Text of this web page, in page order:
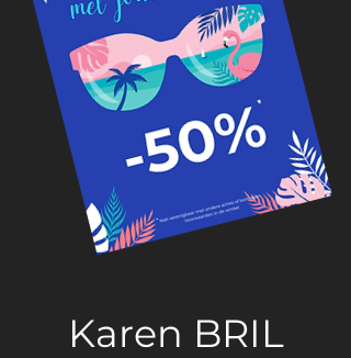
Karen BRIL